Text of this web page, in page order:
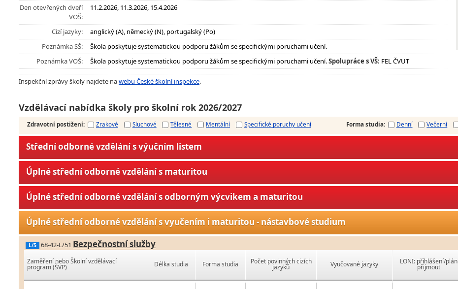
Den otevřených dveří
VOŠ:
11.2.2026, 11.3.2026, 15.4.2026
Cizí jazyky:
anglický (A), německý (N), portugalský (Po)
Poznámka SŠ:
Škola poskytuje systematickou podporu žákům se specifickými poruchami učení.
Poznámka VOŠ:
Škola poskytuje systematickou podporu žákům se specifickými poruchami učení.Spolupráce s VŠ: FEL ČVUT
Inspekční zprávy školy najdete nawebu České školní inspekce.
Vzdělávací nabídka školy pro školní rok 2026/2027
Zdravotní postižení: Zrakové Sluchové Tělesné Mentální Specifické poruchy učení Forma studia: Denní Večerní
Střední odborné vzdělání s výučním listem
Úplné střední odborné vzdělání s maturitou
Úplné střední odborné vzdělání s odborným výcvikem a maturitou
Úplné střední odborné vzdělání s vyučením i maturitou - nástavbové studium
L/5 68-42-L/51 Bezpečnostní služby
Zaměření nebo Školní vzdělávací
program (ŠVP) Délka studia Forma studia Počet povinných cizích
jazyků Vyučované jazyky LONI: přihlášení/plán
přijmout